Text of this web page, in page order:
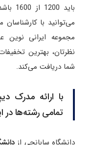
می‌توانید با
مجموعه ایرانی نوین
نظرتان، بهترین
شما دریافت می‌کند.
با ارائه مدرک
تمامی رشته‌ها در